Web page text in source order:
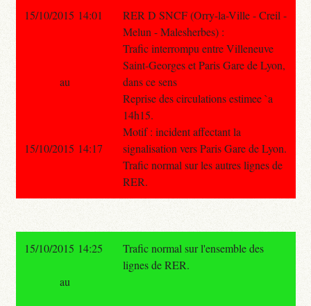
15/10/2015 14:01
RER D SNCF (Orry-la-Ville - Creil -
Melun - Malesherbes) :
Trafic interrompu entre Villeneuve
Saint-Georges et Paris Gare de Lyon,
dans ce sens
Reprise des circulations estimee `a
14h15.
Motif : incident affectant la
signalisation vers Paris Gare de Lyon.
Trafic normal sur les autres lignes de
RER.
au
15/10/2015 14:17
15/10/2015 14:25
Trafic normal sur l'ensemble des
lignes de RER.
au